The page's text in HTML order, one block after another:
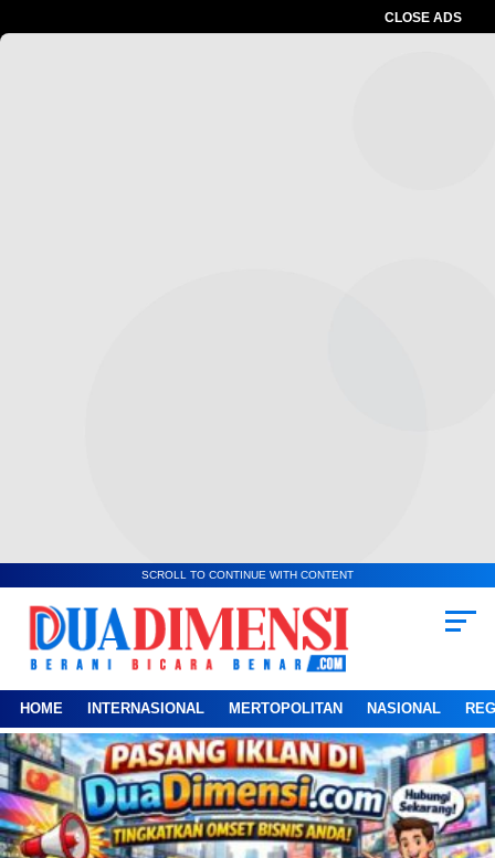
CLOSE ADS
SCROLL TO CONTINUE WITH CONTENT
HOME INTERNASIONAL MERTOPOLITAN NASIONAL